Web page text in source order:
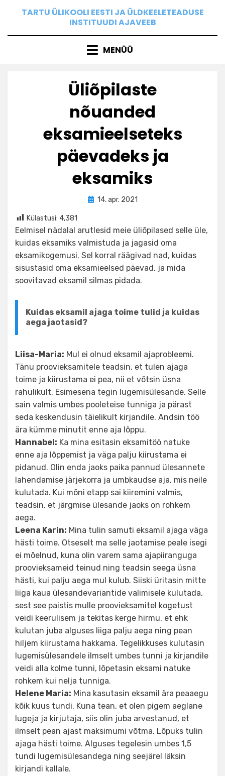
TARTU ÜLIKOOLI EESTI JA ÜLDKEELETEADUSE
INSTITUUDI AJAVEEB
MENÜÜ
Üliõpilaste
nõuanded
eksamieelseteks
päevadeks ja
eksamiks
by Ilona
Posted
14. apr. 2021
Külastusi: 4,381
Eelmisel nädalal arutlesid meie üliõpilased selle üle,
kuidas eksamiks valmistuda ja jagasid oma
eksamikogemusi. Sel korral räägivad nad, kuidas
sisustasid oma eksamieelsed päevad, ja mida
soovitavad eksamil silmas pidada.
Kuidas eksamil ajaga toime tulid ja kuidas
aega jaotasid?
Liisa-Maria: Mul ei olnud eksamil ajaprobleemi.
Tänu proovieksamitele teadsin, et tulen ajaga
toime ja kiirustama ei pea, nii et võtsin üsna
rahulikult. Esimesena tegin lugemisülesande. Selle
sain valmis umbes pooleteise tunniga ja pärast
seda keskendusin täielikult kirjandile. Andsin töö
ära kümme minutit enne aja lõppu.
Hannabel: Ka mina esitasin eksamitöö natuke
enne aja lõppemist ja väga palju kiirustama ei
pidanud. Olin enda jaoks paika pannud ülesannete
lahendamise järjekorra ja umbkaudse aja, mis neile
kulutada. Kui mõni etapp sai kiiremini valmis,
teadsin, et järgmise ülesande jaoks on rohkem
aega.
Leena Karin: Mina tulin samuti eksamil ajaga väga
hästi toime. Otseselt ma selle jaotamise peale isegi
ei mõelnud, kuna olin varem sama ajapiiranguga
proovieksameid teinud ning teadsin seega üsna
hästi, kui palju aega mul kulub. Siiski üritasin mitte
liiga kaua ülesandevariantide valimisele kulutada,
sest see paistis mulle proovieksamitel kogetust
veidi keerulisem ja tekitas kerge hirmu, et ehk
kulutan juba alguses liiga palju aega ning pean
hiljem kiirustama hakkama. Tegelikkuses kulutasin
lugemisülesandele ilmselt umbes tunni ja kirjandile
veidi alla kolme tunni, lõpetasin eksami natuke
rohkem kui nelja tunniga.
Helene Maria: Mina kasutasin eksamil ära peaaegu
kõik kuus tundi. Kuna tean, et olen pigem aeglane
lugeja ja kirjutaja, siis olin juba arvestanud, et
ilmselt pean ajast maksimumi võtma. Lõpuks tulin
ajaga hästi toime. Alguses tegelesin umbes 1,5
tundi lugemisülesandega ning seejärel läksin
kirjandi kallale.